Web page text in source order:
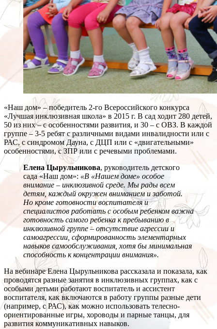
«Наш дом» – победитель 2-го Всероссийского конкурса
«Лучшая инклюзивная школа» в 2015 г. В сад ходит 280 детей,
50 из них – с особенностями развития, и 30 – с ОВЗ. В каждой
группе – 3-5 ребят с различными видами инвалидности или с
РАС, с синдромом Дауна, с ДЦП или с «двигательными»
особенностями, с ЗПР или с речевыми проблемами.
Елена Цырульникова, руководитель детского
сада «Наш дом»: «В «Нашем доме» особое
внимание – инклюзивной среде. Мы рады всем
детям, каждый окружен вниманием и заботой.
Но кроме готовности воспитателя и
специалистов работать с особым ребенком важна
готовность самого ребенка к пребыванию в
инклюзивной группе – отсутствие агрессии и
самоагрессии, сформированность элементарных
навыков самообслуживания, хотя бы минимальная
способность к концентрации внимания».
На вебинаре Елена Цырульникова рассказала и показала, как
проводятся разные занятия в инклюзивных группах, как с
особыми детьми работают воспитатель и ассистент
воспитателя, как включаются в работу группы разные дети
(например, с РАС), как можно использовать телесно-
ориентированные игры, хороводы и парные танцы, для
развития коммуникативных навыков.